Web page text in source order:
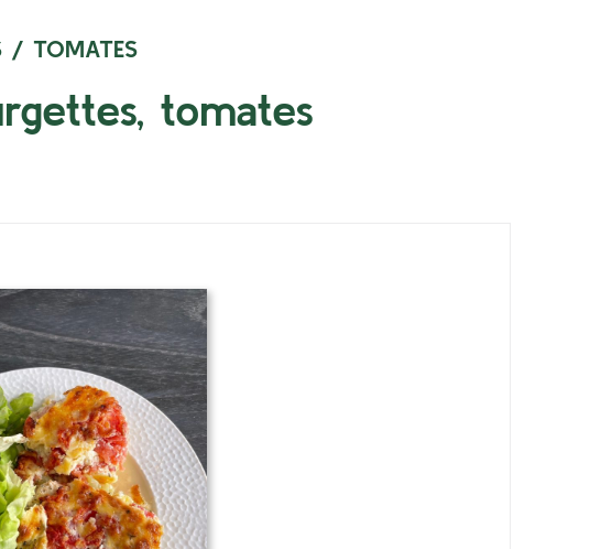
/ TOMATES
tomates